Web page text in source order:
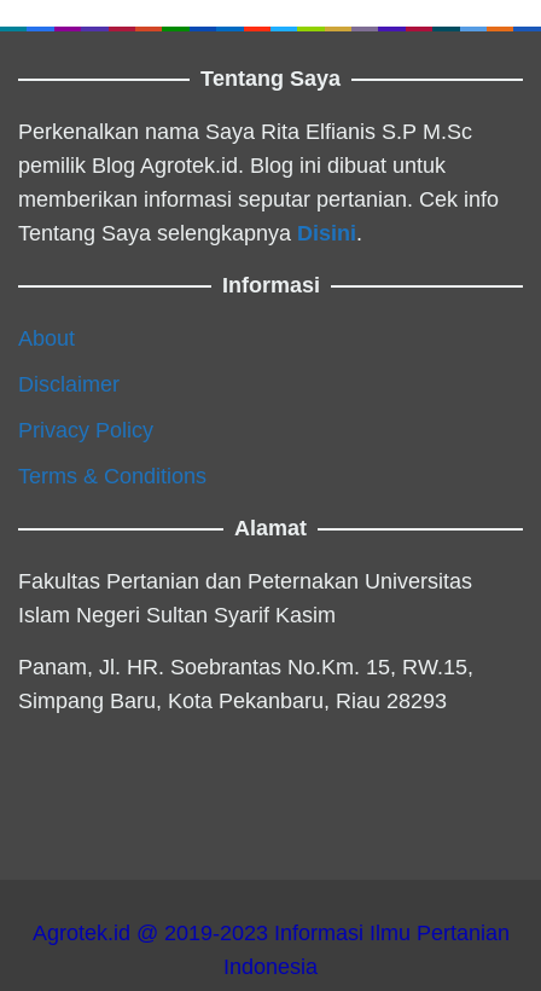
Tentang Saya
Perkenalkan nama Saya Rita Elfianis S.P M.Sc
pemilik Blog Agrotek.id. Blog ini dibuat untuk
memberikan informasi seputar pertanian. Cek info
Tentang Saya selengkapnya Disini.
Informasi
About
Disclaimer
Privacy Policy
Terms & Conditions
Alamat
Fakultas Pertanian dan Peternakan Universitas
Islam Negeri Sultan Syarif Kasim
Panam, Jl. HR. Soebrantas No.Km. 15, RW.15,
Simpang Baru, Kota Pekanbaru, Riau 28293
Agrotek.id @ 2019-2023 Informasi Ilmu Pertanian
Indonesia